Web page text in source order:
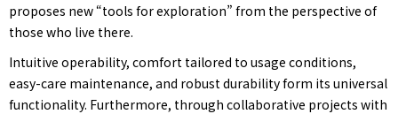
proposes new “tools for exploration” from the perspective of
those who live there.
Intuitive operability, comfort tailored to usage conditions,
easy-care maintenance, and robust durability form its universal
functionality. Furthermore, through collaborative projects with